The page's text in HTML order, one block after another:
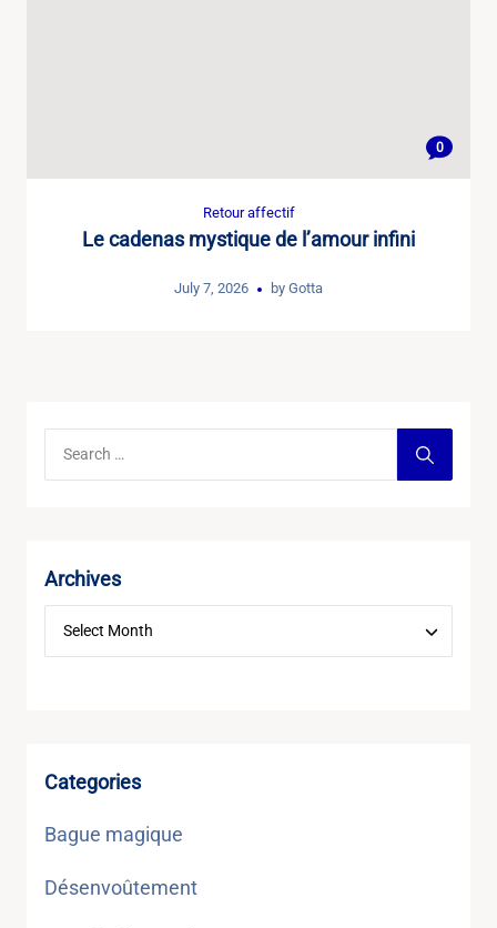
0
Retour affectif
Le cadenas mystique de l’amour infini
July 7, 2026 by Gotta
Archives
Categories
Bague magique
Désenvoûtement